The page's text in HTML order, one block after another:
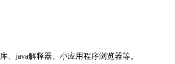
、java解释器、小应用程序浏览器等。